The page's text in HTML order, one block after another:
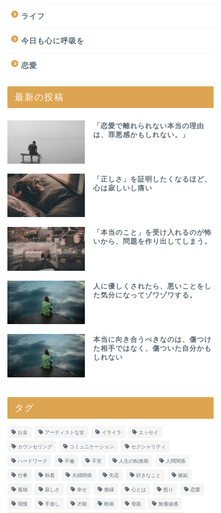
ライフ
今日も心に呼吸を
恋愛
最新の投稿
「恋愛で離れられない本当の理由
は、罪悪感かもしれない。」
「正しさ」を証明したくなるほど、
心は寂しいし痛い
「本当のこと」を受け入れるのが怖
いから、問題を作り出してしまう。
人に優しくされたら、悪いことをし
た気分になってゾワゾワする。
本当に向き合うべきなのは、傷つけ
た相手ではなく、傷ついた自分かも
しれない
タグ
お金 アーティストな女 イライラ エッセイ
カウンセリング コミュニケーション セクシャリティ
ハードワーク 不倫 不安 人生の転換期 人間関係
仕事 執着 夫婦関係 失恋 好きなこと 嫉妬
孤独 寂しさ 幸せ 復縁 心とは 怒り 恋愛
我慢 手放し 才能 映画 母親 無価値感